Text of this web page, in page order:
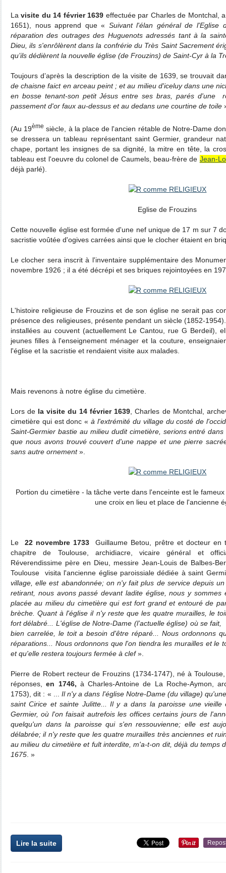
Lavisite du 14 février 1639 effectuée par Charles de Montchal,
1651), nous apprend que « Suivant l'élan général de
réparation des outrages des Huguenots adressés tant à la
Dieu, ils s'enrôlèrent dans la confrérie du Très Saint Sacrement
qu’ils dédièrent la nouvelle église (de Frouzins) de Saint-Cyr à la
Toujours d’après la description de la visite de 1639, se trouvait
de chaisne faict en arceau peint ; et au milieu d'iceluy dans une
en bosse tenant-son petit Jésus entre ses bras, parés d'une
passement d'or faux au-dessus et au dedans une courtine de toile
(Au 19ème siècle, à la place de l'ancien rétable de Notre-Dame
se dressera un tableau représentant saint Germier, grandeur
chape, portant les insignes de sa dignité, la mitre en tête, la
tableau est l'oeuvre du colonel de Caumels, beau-frère de Jean-
déjà parlé).
Eglise de Frouzins
Cette nouvelle église est formée d'une nef unique de 17 m sur 7
sacristie voûtée d'ogives carrées ainsi que le clocher étaient en
Le clocher sera inscrit à l'inventaire supplémentaire des
novembre 1926 ; il a été décrépi et ses briques rejointoyées en
L'histoire religieuse de Frouzins et de son église ne serait pas
présence des religieuses, présente pendant un siècle (1852-
installées au couvent (actuellement Le Cantou, rue G Berdeil),
jeunes filles à l'enseignement ménager et la couture,
l'église et la sacristie et rendaient visite aux malades.
Mais revenons à notre église du cimetière.
Lors de la visite du 14 février 1639 , Charles de Montchal,
cimetière qui est donc «à l'extrémité du village du costé de
Saint-Germier bastie au milieu dudit cimetière, serions entré
que nous avons trouvé couvert d'une nappe et une pierre
sans autre ornement».
Portion du cimetière - la tâche verte dans l'enceinte est le
une croix en lieu et place de l'ancienne
Le 22 novembre 1733 Guillaume Betou, prêtre et docteur en
chapitre de Toulouse, archidiacre, vicaire général et
Réverendissime père en Dieu, messire Jean-Louis de Balbes-
Toulouse visita l'ancienne église paroissiale dédiée à saint
village, elle est abandonnée; on n'y fait plus de service depuis
retirant, nous avons passé devant ladite église, nous y sommes
placée au milieu du cimetière qui est fort grand et entouré de
brèche. Quant à l'église il n'y reste que les quatre murailles, le
fort délabré... L'église de Notre-Dame (l’actuelle église) où se
bien carrelée, le toit a besoin d'être réparé... Nous ordonnons
réparations... Nous ordonnons que l'on tiendra les murailles et le
et qu'elle restera toujours fermée à clef».
Pierre de Robert recteur de Frouzins (1734-1747), né à
réponses,en 1746, à Charles-Antoine de La Roche-Aymon,
1753), dit : « ... Il n'y a dans l'église Notre-Dame (du village)
saint Cirice et sainte Julitte... Il y a dans la paroisse une vieille
Germier, où l'on faisait autrefois les offices certains jours de
quelqu'un dans la paroisse qui s'en ressouvienne; elle est
délabrée; il n'y reste que les quatre murailles très anciennes et
au milieu du cimetière et fult interdite, m'a-t-on dit, déjà du temps
1675 . »
Lire la suite